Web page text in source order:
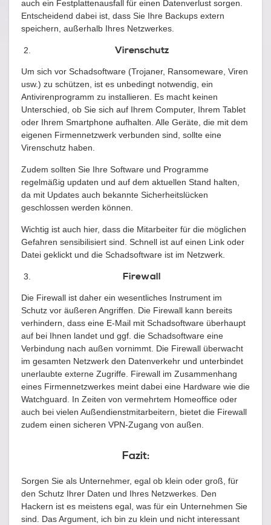
auch ein Festplattenausfall für einen Datenverlust sorgen.
Entscheidend dabei ist, dass Sie Ihre Backups extern
speichern, außerhalb Ihres Netzwerkes.
Virenschutz
Um sich vor Schadsoftware (Trojaner, Ransomeware, Viren
usw.) zu schützen, ist es unbedingt notwendig, ein
Antivirenprogramm zu installieren. Es macht keinen
Unterschied, ob Sie sich auf Ihrem Computer, Ihrem Tablet
oder Ihrem Smartphone aufhalten. Alle Geräte, die mit dem
eigenen Firmennetzwerk verbunden sind, sollte eine
Virenschutz haben.
Zudem sollten Sie Ihre Software und Programme
regelmäßig updaten und auf dem aktuellen Stand halten,
da mit Updates auch bekannte Sicherheitslücken
geschlossen werden können.
Wichtig ist auch hier, dass die Mitarbeiter für die möglichen
Gefahren sensibilisiert sind. Schnell ist auf einen Link oder
Datei geklickt und die Schadsoftware ist im Netzwerk.
Firewall
Die Firewall ist daher ein wesentliches Instrument im
Schutz vor äußeren Angriffen. Die Firewall kann bereits
verhindern, dass eine E-Mail mit Schadsoftware überhaupt
auf bei Ihnen landet und ggf. die Schadsoftware eine
Verbindung nach außen vornimmt. Die Firewall überwacht
im gesamten Netzwerk den Datenverkehr und unterbindet
unerlaubte externe Zugriffe. Firewall im Zusammenhang
eines Firmennetzwerkes meint dabei eine Hardware wie die
Watchguard. In Zeiten von vermehrtem Homeoffice oder
auch bei vielen Außendienstmitarbeitern, bietet die Firewall
zudem einen sicheren VPN-Zugang von außen.
Fazit:
Sorgen Sie als Unternehmer, egal ob klein oder groß, für
den Schutz Ihrer Daten und Ihres Netzwerkes. Den
Hackern ist es meistens egal, was für ein Unternehmen Sie
sind. Das Argument, ich bin zu klein und nicht interessant